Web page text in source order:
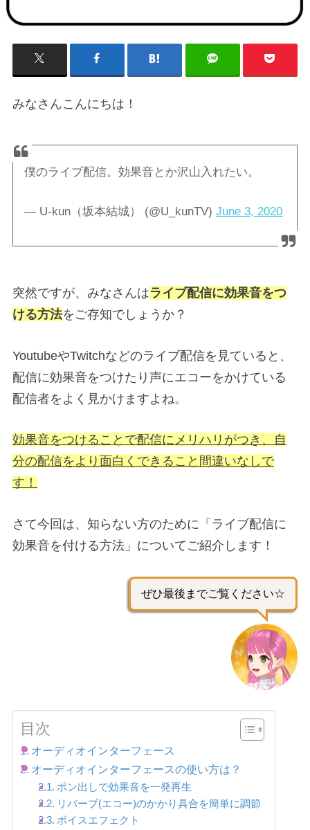
みなさんこんにちは！
僕のライブ配信。効果音とか沢山入れたい。
— U-kun（坂本結城） (@U_kunTV)June 3, 2020
突然ですが、みなさんはライブ配信に効果音をつ
ける方法をご存知でしょうか？
YoutubeやTwitchなどのライブ配信を見ていると、
配信に効果音をつけたり声にエコーをかけている
配信者をよく見かけますよね。
効果音をつけることで配信にメリハリがつき、自
分の配信をより面白くできること間違いなしで
す！
さて今回は、知らない方のために「ライブ配信に
効果音を付ける方法」についてご紹介します！
ぜひ最後までご覧ください☆
目次
オーディオインターフェース
オーディオインターフェースの使い方は？
ポン出しで効果音を一発再生
リバーブ(エコー)のかかり具合を簡単に調節
ボイスエフェクト